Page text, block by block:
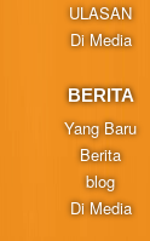
ULASAN
Di Media
BERITA
Yang Baru
Berita
blog
Di Media